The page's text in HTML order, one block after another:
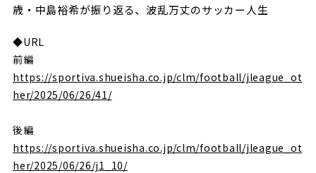
歳・中島裕希が振り返る、波乱万丈のサッカー人生
◆URL
前編
https://sportiva.shueisha.co.jp/clm/football/jleague_ot
her/2025/06/26/41/
後編
https://sportiva.shueisha.co.jp/clm/football/jleague_ot
her/2025/06/26/j1_10/